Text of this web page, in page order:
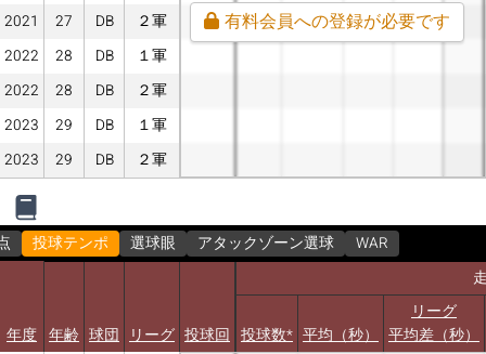
2021
27 DB
２軍
2022
28 DB
１軍
2022
28 DB
２軍
2023
29 DB
１軍
2023
29 DB ２軍
有料会員への登録が必要です
投球テンポ 選球眼 アタックゾーン選球
WAR
年度 年齢 球団 リーグ 投球回 投球数* 平均（秒）
リーグ
平均差（秒）